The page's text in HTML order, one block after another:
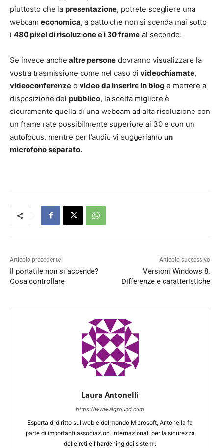
piuttosto che la presentazione, potrete scegliere una
webcam economica, a patto che non si scenda mai sotto
i 480 pixel di risoluzione e i 30 frame al secondo.
Se invece anche altre persone dovranno visualizzare la
vostra trasmissione come nel caso di videochiamate,
videoconferenze o video da inserire in blog e mettere a
disposizione del pubblico, la scelta migliore è
sicuramente quella di una webcam ad alta risoluzione con
un frame rate possibilmente superiore ai 30 e con un
autofocus, mentre per l’audio vi suggeriamo un
microfono separato.
Articolo precedente
Il portatile non si accende?
Cosa controllare
Articolo successivo
Versioni Windows 8.
Differenze e caratteristiche
Laura Antonelli
https://www.alground.com
Esperta di diritto sul web e del mondo Microsoft, Antonella fa
parte di importanti associazioni internazionali per la sicurezza
delle reti e l'hardening dei sistemi.